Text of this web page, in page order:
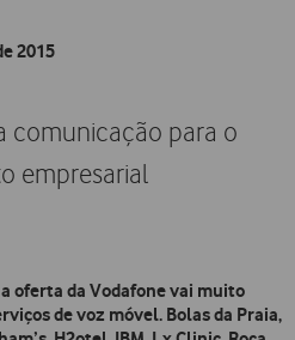
2015
comunicação para o
empresarial
oferta da Vodafone vai muito
de voz móvel. Bolas da Praia,